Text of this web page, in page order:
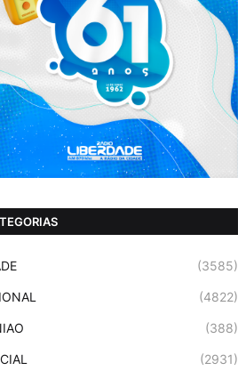
(3585)
(4822)
(388)
(2931)